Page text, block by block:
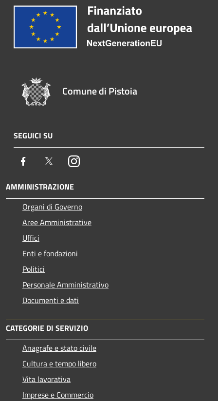
Comune di Pistoia
SEGUICI SU
Facebook TwitterInstagram
AMMINISTRAZIONE
Organi di Governo
Aree Amministrative
Uffici
Enti e fondazioni
Politici
Personale Amministrativo
Documenti e dati
CATEGORIE DI SERVIZIO
Anagrafe e stato civile
Cultura e tempo libero
Vita lavorativa
Imprese e Commercio